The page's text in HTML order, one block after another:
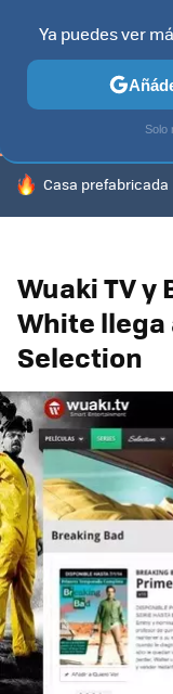
TELEVISORES
HOY SE HABLA DE
Casa prefabricada
Wuaki TV
White
Selection
Ya puedes ver
Solo